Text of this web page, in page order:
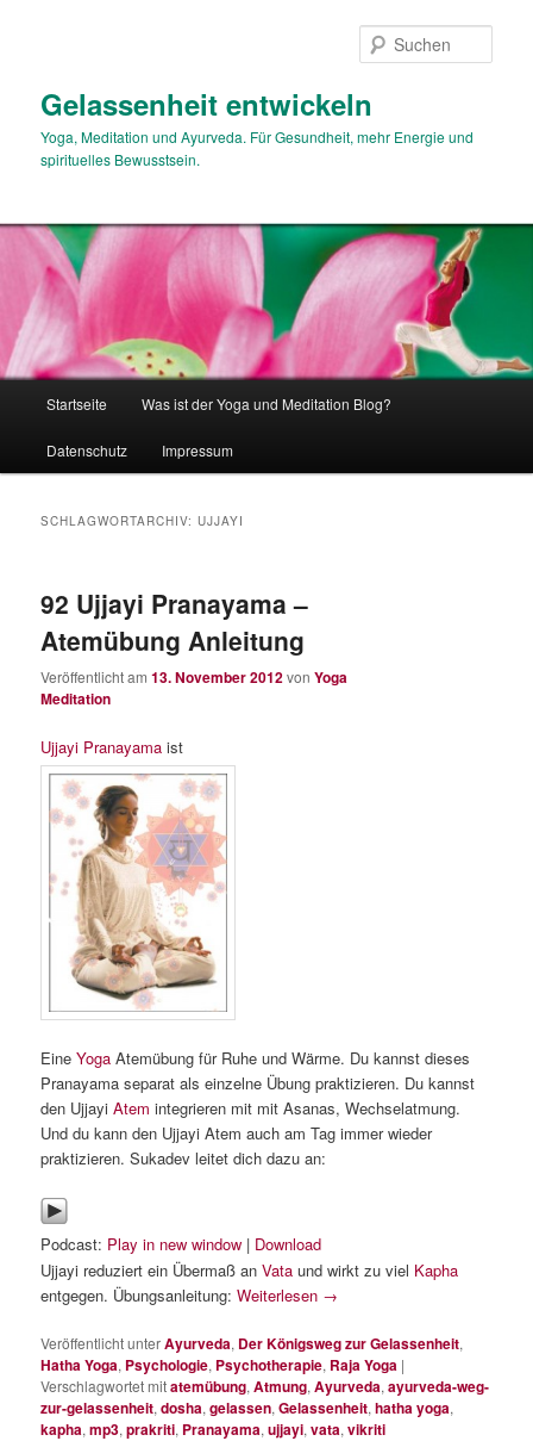
Gelassenheit entwickeln
Yoga, Meditation und Ayurveda. Für Gesundheit, mehr Energie und
spirituelles Bewusstsein.
Startseite Was ist der Yoga und Meditation Blog?
Datenschutz Impressum
SCHLAGWORTARCHIV:UJJAYI
92 Ujjayi Pranayama –
Atemübung Anleitung
Veröffentlicht am13. November 2012vonYoga
Meditation
Ujjayi Pranayama ist
EineYogaAtemübung für Ruhe und Wärme. Du kannst dieses
Pranayama separat als einzelne Übung praktizieren. Du kannst
den UjjayiAtemintegrieren mit mit Asanas, Wechselatmung.
Und du kann den Ujjayi Atem auch am Tag immer wieder
praktizieren. Sukadev leitet dich dazu an:
Podcast: Play in new window | Download
Ujjayi reduziert ein Übermaß anVataund wirkt zu viel Kapha
entgegen. Übungsanleitung:Weiterlesen →
Veröffentlicht unterAyurveda, Der Königsweg zur Gelassenheit,
Hatha Yoga, Psychologie, Psychotherapie, Raja Yoga |
Verschlagwortet mitatemübung,Atmung,Ayurveda,ayurveda-weg-
zur-gelassenheit,dosha,gelassen,Gelassenheit,hatha yoga,
kapha,mp3,prakriti, Pranayama,ujjayi,vata,vikriti